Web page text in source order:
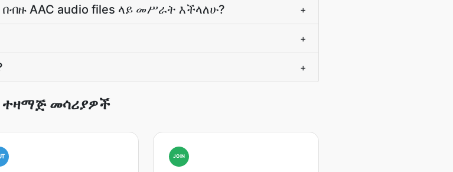
በብዙ AAC audio files ላይ መሥራት እችላለሁ? +
+
+
ተዛማጅ መሳሪያዎች
JOIN